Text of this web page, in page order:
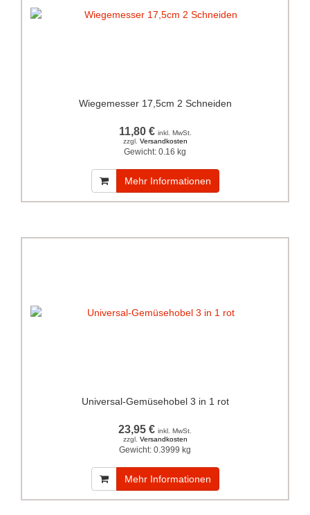
Wiegemesser 17,5cm 2 Schneiden
11,80 € inkl. MwSt.
zzgl. Versandkosten
Gewicht: 0.16 kg
Mehr Informationen
Universal-Gemüsehobel 3 in 1 rot
23,95 € inkl. MwSt.
zzgl. Versandkosten
Gewicht: 0.3999 kg
Mehr Informationen